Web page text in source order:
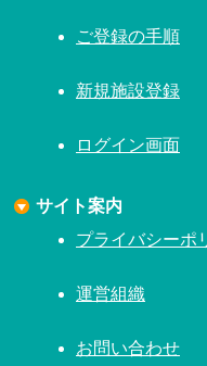
ご登録の手順
新規施設登録
ログイン画面
サイト案内
プライバシーポ
運営組織
お問い合わせ